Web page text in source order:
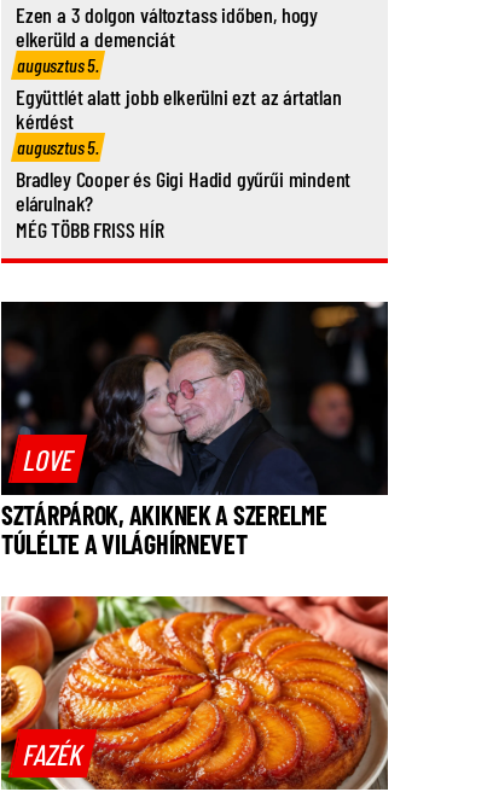
Ezen a 3 dolgon változtass időben, hogy
elkerüld a demenciát
augusztus 5.
Együttlét alatt jobb elkerülni ezt az ártatlan
kérdést
augusztus 5.
Bradley Cooper és Gigi Hadid gyűrűi mindent
elárulnak?
MÉG TÖBB FRISS HÍR
LOVE
SZTÁRPÁROK, AKIKNEK A SZERELME
TÚLÉLTE A VILÁGHÍRNEVET
FAZÉK